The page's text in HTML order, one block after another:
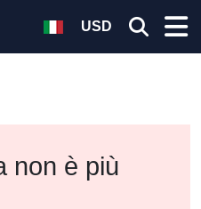
USD
non è più